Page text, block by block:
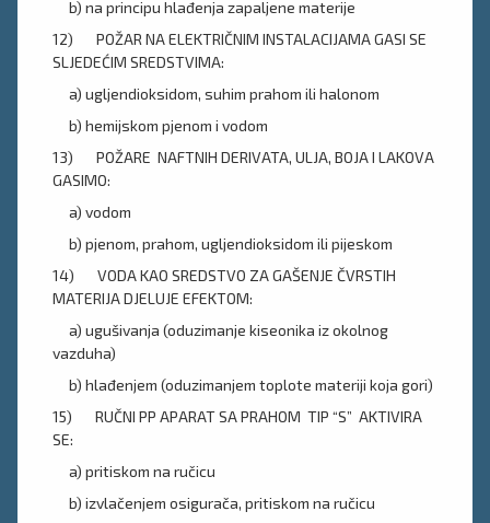
b) na principu hlađenja zapaljene materije
12) POŽAR NA ELEKTRIČNIM INSTALACIJAMA GASI SE
SLJEDEĆIM SREDSTVIMA:
a) ugljendioksidom, suhim prahom ili halonom
b) hemijskom pjenom i vodom
13) POŽARE NAFTNIH DERIVATA, ULJA, BOJA I LAKOVA
GASIMO:
a) vodom
b) pjenom, prahom, ugljendioksidom ili pijeskom
14) VODA KAO SREDSTVO ZA GAŠENJE ČVRSTIH
MATERIJA DJELUJE EFEKTOM:
a) ugušivanja (oduzimanje kiseonika iz okolnog
vazduha)
b) hlađenjem (oduzimanjem toplote materiji koja gori)
15) RUČNI PP APARAT SA PRAHOM TIP “S” AKTIVIRA
SE:
a) pritiskom na ručicu
b) izvlačenjem osigurača, pritiskom na ručicu